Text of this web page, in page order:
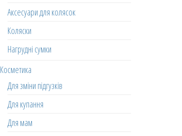
Аксесуари для колясок
Коляски
Нагрудні сумки
Косметика
Для зміни підгузків
Для купання
Для мам